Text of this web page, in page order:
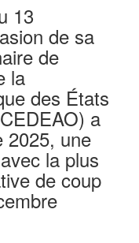
13
de sa
de
la
des États
a
2025, une
la plus
de coup